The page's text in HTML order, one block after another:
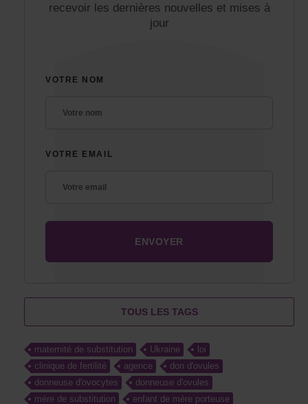
recevoir les dernières nouvelles et mises à
jour
VOTRE NOM
VOTRE EMAIL
TOUS LES TAGS
maternité de substitution Ukraine
loi
clinique de fertilité
agence
don d'ovules
donneuse d'ovocytes
donneuse d'ovules
mère de substitution
enfant de mère porteuse